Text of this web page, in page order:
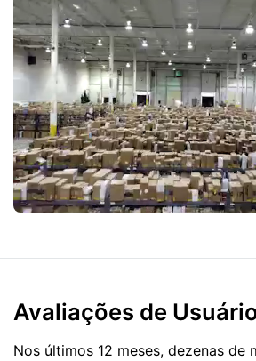
Avaliações de
Nos últimos 12 meses, dezenas de